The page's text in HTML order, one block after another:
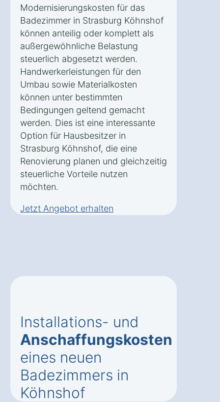
Modernisierungskosten für das
Badezimmer in Strasburg Köhnshof
können anteilig oder komplett als
außergewöhnliche Belastung
steuerlich abgesetzt werden.
Handwerkerleistungen für den
Umbau sowie Materialkosten
können unter bestimmten
Bedingungen geltend gemacht
werden. Dies ist eine interessante
Option für Hausbesitzer in
Strasburg Köhnshof, die eine
Renovierung planen und gleichzeitig
steuerliche Vorteile nutzen
möchten.
Jetzt Angebot erhalten
Installations- und
Anschaffungskosten
eines neuen
Badezimmers in
Köhnshof